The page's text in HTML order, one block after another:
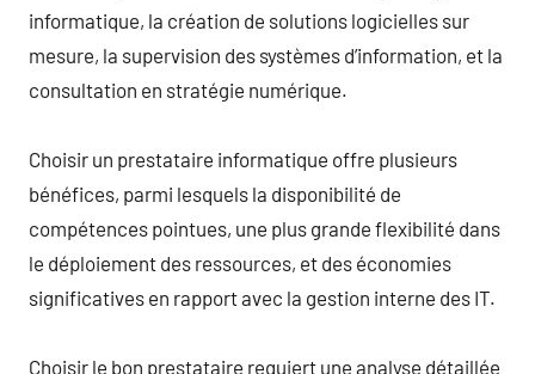
informatique, la création de solutions logicielles sur
mesure, la supervision des systèmes d’information, et la
consultation en stratégie numérique.
Choisir un prestataire informatique offre plusieurs
bénéfices, parmi lesquels la disponibilité de
compétences pointues, une plus grande flexibilité dans
le déploiement des ressources, et des économies
significatives en rapport avec la gestion interne des IT.
Choisir le bon prestataire requiert une analyse détaillée